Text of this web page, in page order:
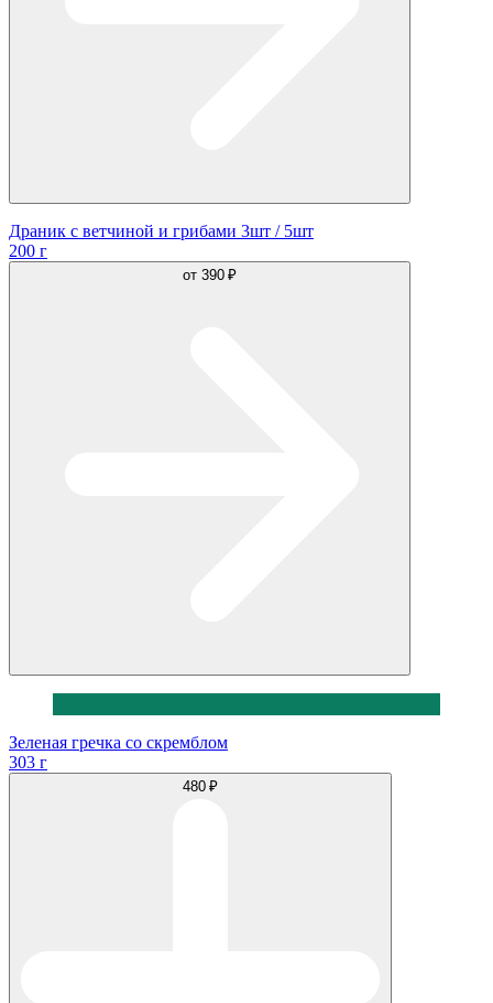
Драник с ветчиной и грибами 3шт / 5шт
200 г
от 390 ₽
Зеленая гречка со скремблом
303 г
480 ₽